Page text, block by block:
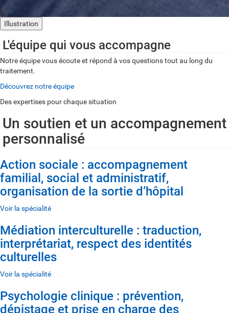
Illustration
L'équipe qui vous accompagne
Notre équipe vous écoute et répond à vos questions tout au long du
traitement.
Découvrez notre équipe
Des expertises pour chaque situation
Un soutien et un accompagnement
personnalisé
Action sociale : accompagnement
familial, social et administratif,
organisation de la sortie d’hôpital
Voir la spécialité
Médiation interculturelle : traduction,
interprétariat, respect des identités
culturelles
Voir la spécialité
Psychologie clinique : prévention,
dépistage et prise en charge des